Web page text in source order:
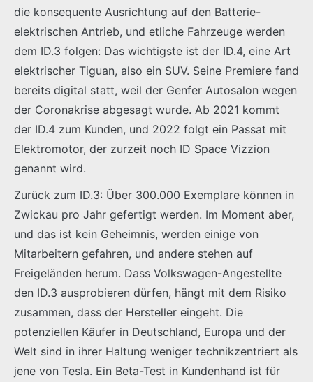
die konsequente Ausrichtung auf den Batterie-
elektrischen Antrieb, und etliche Fahrzeuge werden
dem ID.3 folgen: Das wichtigste ist der ID.4, eine Art
elektrischer Tiguan, also ein SUV. Seine Premiere fand
bereits digital statt, weil der Genfer Autosalon wegen
der Coronakrise abgesagt wurde. Ab 2021 kommt
der ID.4 zum Kunden, und 2022 folgt ein Passat mit
Elektromotor, der zurzeit noch ID Space Vizzion
genannt wird.
Zurück zum ID.3: Über 300.000 Exemplare können in
Zwickau pro Jahr gefertigt werden. Im Moment aber,
und das ist kein Geheimnis, werden einige von
Mitarbeitern gefahren, und andere stehen auf
Freigeländen herum. Dass Volkswagen-Angestellte
den ID.3 ausprobieren dürfen, hängt mit dem Risiko
zusammen, dass der Hersteller eingeht. Die
potenziellen Käufer in Deutschland, Europa und der
Welt sind in ihrer Haltung weniger technikzentriert als
jene von Tesla. Ein Beta-Test in Kundenhand ist für